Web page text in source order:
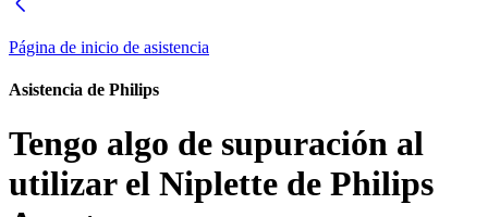
Página de inicio de asistencia
Asistencia de Philips
Tengo algo de supuración al
utilizar el Niplette de Philips